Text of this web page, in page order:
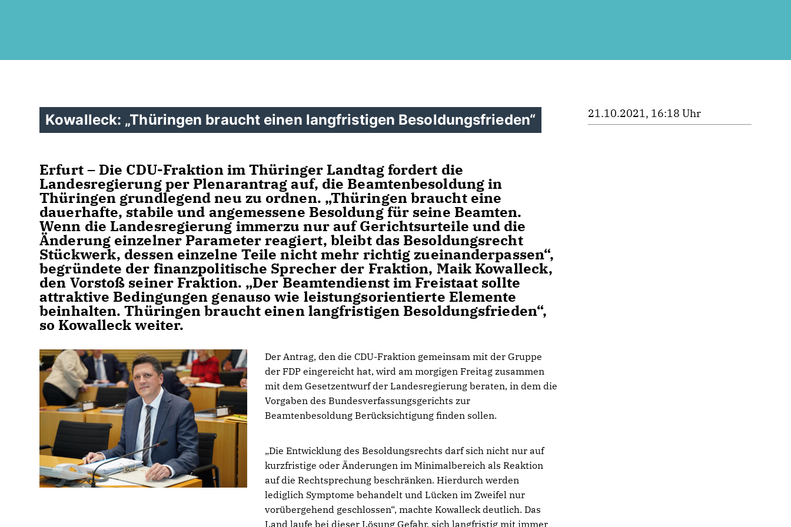
Kowalleck: „Thüringen braucht einen langfristigen Besoldungsfrieden“
Erfurt – Die CDU-Fraktion im Thüringer Landtag fordert die
Landesregierung per Plenarantrag auf, die Beamtenbesoldung in
Thüringen grundlegend neu zu ordnen. „Thüringen braucht eine
dauerhafte, stabile und angemessene Besoldung für seine Beamten.
Wenn die Landesregierung immerzu nur auf Gerichtsurteile und die
Änderung einzelner Parameter reagiert, bleibt das Besoldungsrecht
Stückwerk, dessen einzelne Teile nicht mehr richtig zueinanderpassen“,
begründete der finanzpolitische Sprecher der Fraktion, Maik Kowalleck,
den Vorstoß seiner Fraktion. „Der Beamtendienst im Freistaat sollte
attraktive Bedingungen genauso wie leistungsorientierte Elemente
beinhalten. Thüringen braucht einen langfristigen Besoldungsfrieden“,
so Kowalleck weiter.
Der Antrag, den die CDU-Fraktion gemeinsam mit der Gruppe
der FDP eingereicht hat, wird am morgigen Freitag zusammen
mit dem Gesetzentwurf der Landesregierung beraten, in dem die
Vorgaben des Bundesverfassungsgerichts zur
Beamtenbesoldung Berücksichtigung finden sollen.
Die Entwicklung des Besoldungsrechts darf sich nicht nur auf
kurzfristige oder Änderungen im Minimalbereich als Reaktion
auf die Rechtsprechung beschränken. Hierdurch werden
lediglich Symptome behandelt und Lücken im Zweifel nur
vorübergehend geschlossen“, machte Kowalleck deutlich. Das
Land laufe bei dieser Lösung Gefahr, sich langfristig mit immer
21.10.2021, 16:18 Uhr